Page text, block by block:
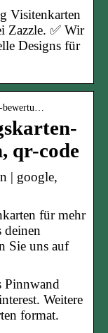
Visitenkarten
Zazzle. ✅ Wir
Designs für
qr-code
| google,
für mehr
deinen
Sie uns auf
Pinnwand
Weitere
format.